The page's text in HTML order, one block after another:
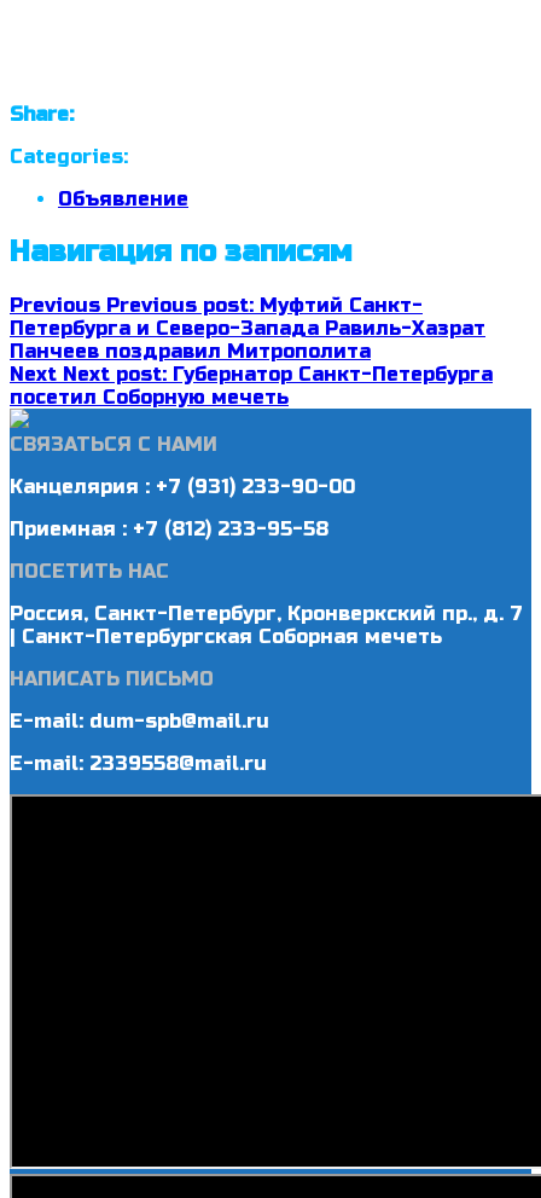
Share:
Categories:
Объявление
Навигация по записям
Previous Previous post: Муфтий Санкт-
Петербурга и Северо-Запада Равиль-Хазрат
Панчеев поздравил Митрополита
Next Next post: Губернатор Санкт-Петербурга
посетил Соборную мечеть
СВЯЗАТЬСЯ С НАМИ
Канцелярия : +7 (931) 233-90-00
Приемная : +7 (812) 233-95-58
ПОСЕТИТЬ НАС
Россия, Санкт-Петербург, Кронверкский пр., д. 7
| Санкт-Петербургская Соборная мечеть
НАПИСАТЬ ПИСЬМО
E-mail: dum-spb@mail.ru
E-mail: 2339558@mail.ru